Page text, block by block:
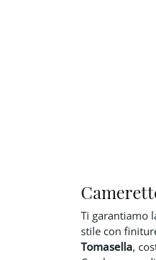
Ti garantiamo
stile con
Tomasella,